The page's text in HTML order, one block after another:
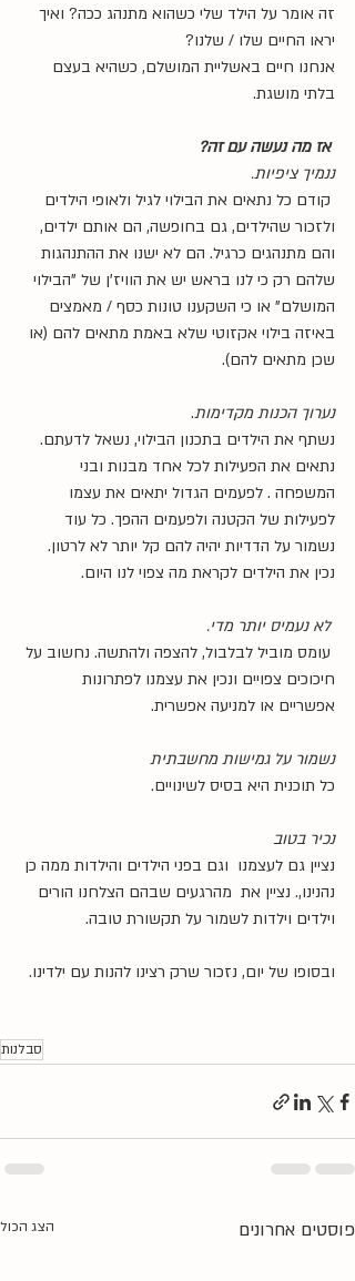
זה אומר על הילד שלי כשהוא מתנהג ככה? ואיך
יראו החיים שלו / שלנו?
אנחנו חיים באשליית המושלם, כשהיא בעצם
בלתי מושגת.
אז מה נעשה עם זה?
ננמיך ציפיות.
קודם כל נתאים את הבילוי לגיל ולאופי הילדים
ולזכור שהילדים, גם בחופשה, הם אותם ילדים,
והם מתנהגים כרגיל. הם לא ישנו את ההתנהגות
שלהם רק כי לנו בראש יש את הוויז'ן של "הבילוי
המושלם" או כי השקענו טונות כסף / מאמצים
באיזה בילוי אקזוטי שלא באמת מתאים להם (או
שכן מתאים להם).
נערוך הכנות מקדימות.
נשתף את הילדים בתכנון הבילוי, נשאל לדעתם.
נתאים את הפעילות לכל אחד מבנות ובני
המשפחה . לפעמים הגדול יתאים את עצמו
לפעילות של הקטנה ולפעמים ההפך. כל עוד
נשמור על הדדיות יהיה להם קל יותר לא לרטון.
נכין את הילדים לקראת מה צפוי לנו היום.
לא נעמיס יותר מדי.
עומס מוביל לבלבול, להצפה ולהתשה. נחשוב על
חיכוכים צפויים ונכין את עצמנו לפתרונות
אפשריים או למניעה אפשרית.
נשמור על גמישות מחשבתית
כל תוכנית היא בסיס לשינויים.
נכיר בטוב
נציין גם לעצמנו  וגם בפני הילדים והילדות ממה כן
נהנינו,. נציין את  מהרגעים שבהם הצלחנו הורים
וילדים וילדות לשמור על תקשורת טובה.
ובסופו של יום, נזכור שרק רצינו להנות עם ילדינו.
סבלנות
פוסטים אחרונים הצג הכול